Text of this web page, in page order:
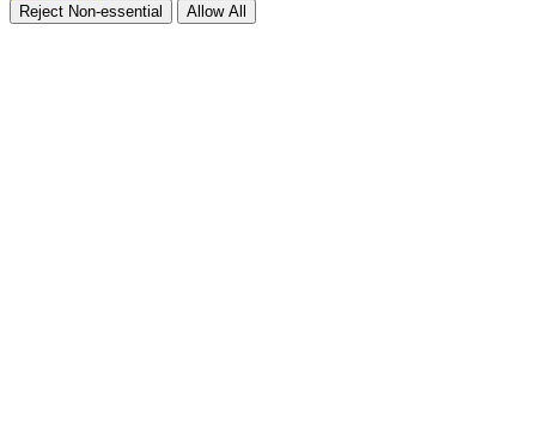
Reject Non-essential Allow All